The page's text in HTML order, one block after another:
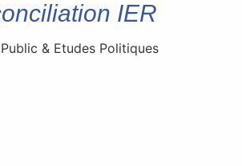
IER
& Etudes Politiques